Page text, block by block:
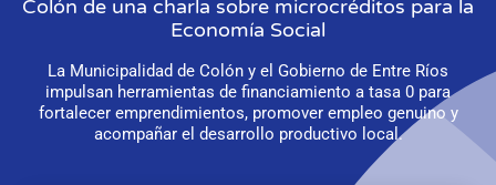
Colón de una charla sobre microcréditos para la
Economía Social
La Municipalidad de Colón y el Gobierno de Entre Ríos
impulsan herramientas de financiamiento a tasa 0 para
fortalecer emprendimientos, promover empleo genuino y
acompañar el desarrollo productivo local.